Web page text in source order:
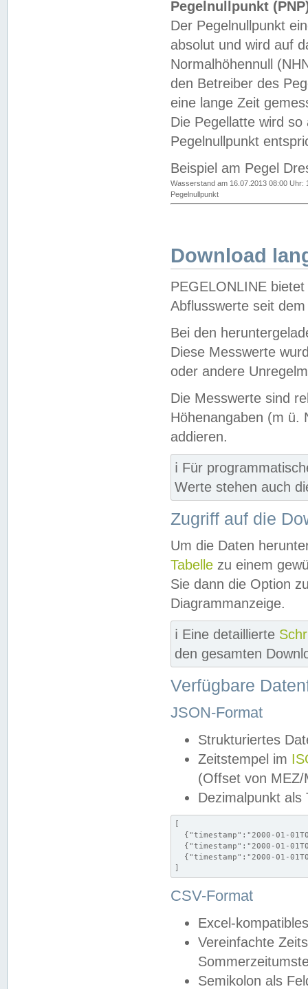
Pegelnullpunkt
Der Pegelnullpunkt
absolut und wird auf
Normalhöhennull
den Betreiber des
eine lange Zeit
Die Pegellatte wird
Pegelnullpunkt
Beispiel am Pegel
Wasserstand am 16.07.2013 08:00 Uhr:
Pegelnullpunkt
Download
PEGELONLINE
Abflusswerte seit
Bei den
Diese Messwerte
oder andere
Die Messwerte sind
Höhenangaben (m ü.
addieren.
ℹ️ Für
Werte stehen auch
Zugriff auf die
Um die Daten
Tabelle zu einem
Sie dann die Option
Diagrammanzeige.
ℹ️ Eine detaillierte
den gesamten
Verfügbare
JSON-Format
Strukturiertes
Zeitstempel im
(Offset von MEZ/
Dezimalpunkt als
[
{"timestamp":"2000-01-
{"timestamp":"2000-01-
{"timestamp":"2000-01-
]
CSV-Format
Excel-
Vereinfachte
Semikolon als